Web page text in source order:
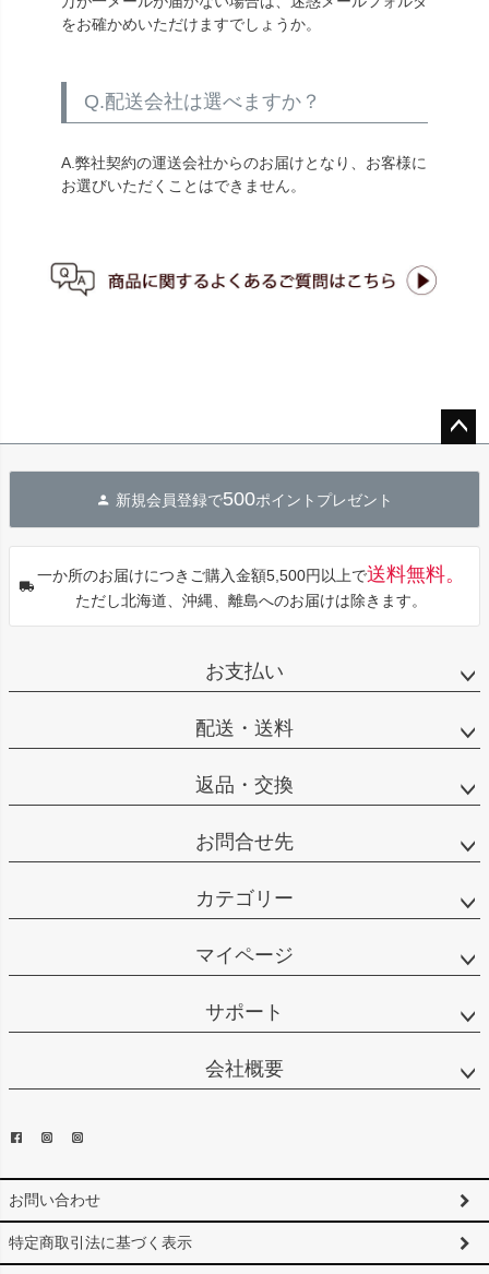
をお確かめいただけますでしょうか。
Q.配送会社は選べますか？
A.弊社契約の運送会社からのお届けとなり、お客様に
お選びいただくことはできません。
へ
新規会員登録で500ポイントプレゼント
一か所のお届けにつきご購入金額5,500円以上で送料無料。
ただし北海道、沖縄、離島へのお届けは除きます。
お支払い
配送・送料
返品・交換
お問合せ先
カテゴリー
マイページ
サポート
会社概要
お問い合わせ
特定商取引法に基づく表示